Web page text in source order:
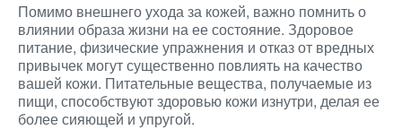
Помимо внешнего ухода за кожей, важно помнить о
влиянии образа жизни на ее состояние. Здоровое
питание, физические упражнения и отказ от вредных
привычек могут существенно повлиять на качество
вашей кожи. Питательные вещества, получаемые из
пищи, способствуют здоровью кожи изнутри, делая ее
более сияющей и упругой.